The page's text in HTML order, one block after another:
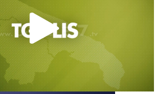
Play
Video